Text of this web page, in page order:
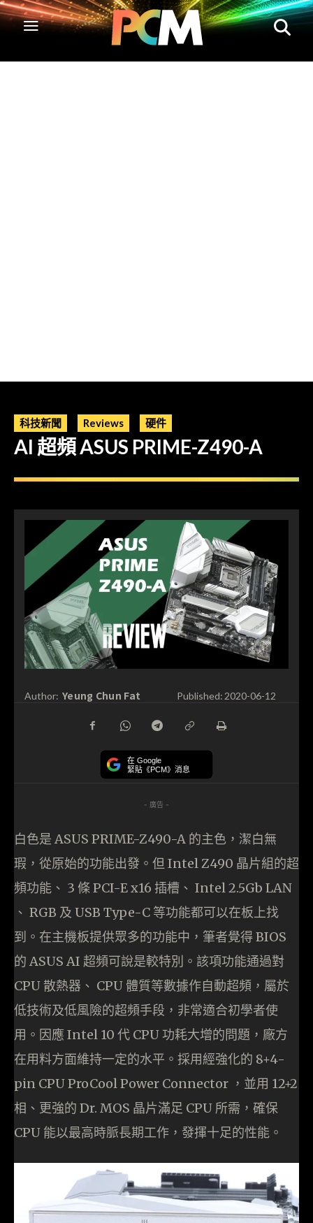
科技新聞 Reviews 硬件
AI 超頻 ASUS PRIME-Z490-A
Author: Yeung Chun Fat Published: 2020-06-12
在 Google
緊貼《PCM》消息
- 廣告 -
白色是 ASUS PRIME-Z490-A 的主色，潔白無
瑕，從原始的功能出發。但 Intel Z490 晶片組的超
頻功能、 3 條 PCI-E x16 插槽、 Intel 2.5Gb LAN
、 RGB 及 USB Type-C 等功能都可以在板上找
到。在主機板提供眾多的功能中，筆者覺得 BIOS
的 ASUS AI 超頻可說是較特別。該項功能通過對
CPU 散熱器、 CPU 體質等數據作自動超頻，屬於
低技術及低風險的超頻手段，非常適合初學者使
用。因應 Intel 10 代 CPU 功耗大增的問題，廠方
在用料方面維持一定的水平。採用經強化的 8+4-
pin CPU ProCool Power Connector ，並用 12+2
相、更強的 Dr. MOS 晶片滿足 CPU 所需，確保
CPU 能以最高時脈長期工作，發揮十足的性能。